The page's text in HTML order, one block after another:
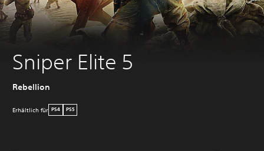
Sniper Elite 5
Rebellion
Erhältlich für PS4 PS5